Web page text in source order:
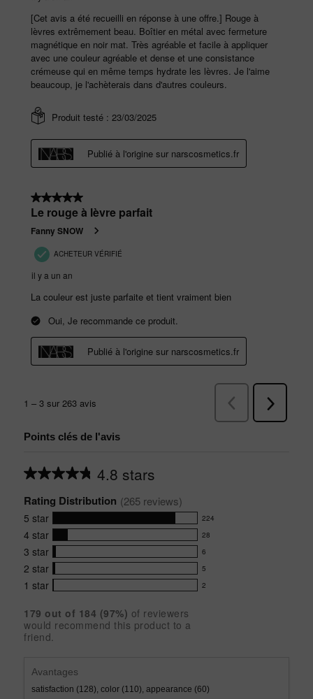
Points clés de l'avis
4.8 stars
Average
for
this
product:
4.8
out
of
5
stars
Rating Distribution (265 reviews)
5 star 224
224
reviews
with
5
star
rating.
4 star 28
28
reviews
with
4
rating.
3 star 6
6
reviews
with
star
rating.
2 star 5
5
reviews
2
star
rating.
1 star 2
2
with
1
179 out of 184 (97%) of reviewers
would recommend this product to a
friend.
Avantages
satisfaction (128), color (110), appearance (60)